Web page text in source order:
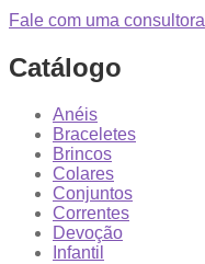
Fale com uma consultora
Catálogo
Anéis
Braceletes
Brincos
Colares
Conjuntos
Correntes
Devoção
Infantil